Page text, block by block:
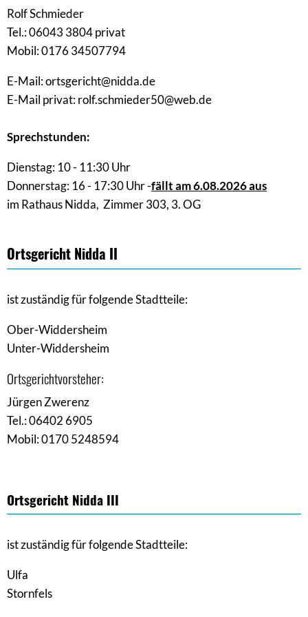
Rolf Schmieder
Tel.: 06043 3804 privat
Mobil: 0176 34507794
E-Mail: ortsgericht@nidda.de
E-Mail privat: rolf.schmieder50@web.de
Sprechstunden:
Dienstag: 10 - 11:30 Uhr
Donnerstag: 16 - 17:30 Uhr -fällt am 6.08.2026 aus
im Rathaus Nidda, Zimmer 303, 3. OG
Ortsgericht Nidda II
ist zuständig für folgende Stadtteile:
Ober-Widdersheim
Unter-Widdersheim
Ortsgerichtvorsteher:
Jürgen Zwerenz
Tel.: 06402 6905
Mobil: 0170 5248594
Ortsgericht Nidda III
ist zuständig für folgende Stadtteile:
Ulfa
Stornfels